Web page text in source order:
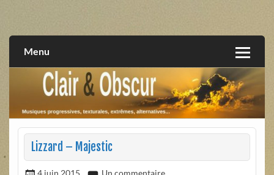
extrêmes, alternatives, texturales
Menu
Lizzard – Majestic